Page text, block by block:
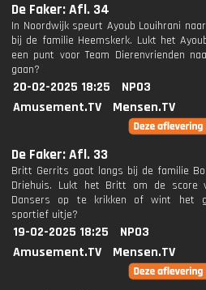
De Faker: Afl. 34
In Noordwijk speurt Ayoub Louihrani
bij de familie Heemskerk. Lukt het
een punt voor Team Dierenvrienden
gaan?
20-02-2025 18:25
NPO3
Amusement.TV
Mensen.TV
De Faker: Afl. 33
Britt Gerrits gaat langs bij de familie
Driehuis. Lukt het Britt om de score
Dansers op te krikken of wint het
sportief uitje?
19-02-2025 18:25
NPO3
Amusement.TV
Mensen.TV